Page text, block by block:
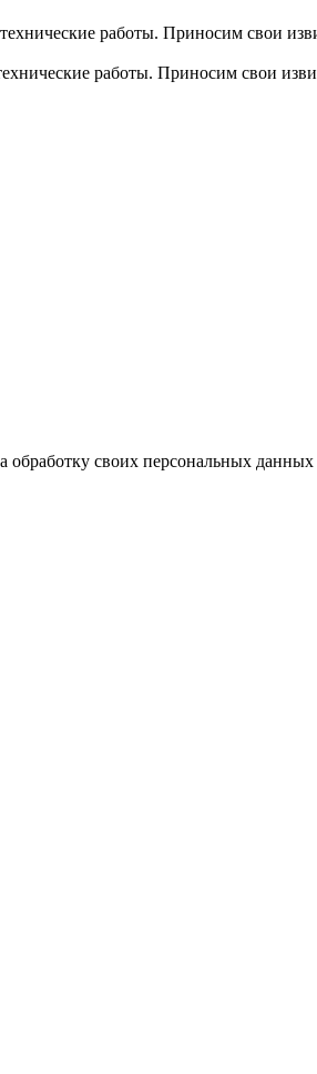
работы. Приносим свои
работы. Приносим свои
обработку своих персональных данных